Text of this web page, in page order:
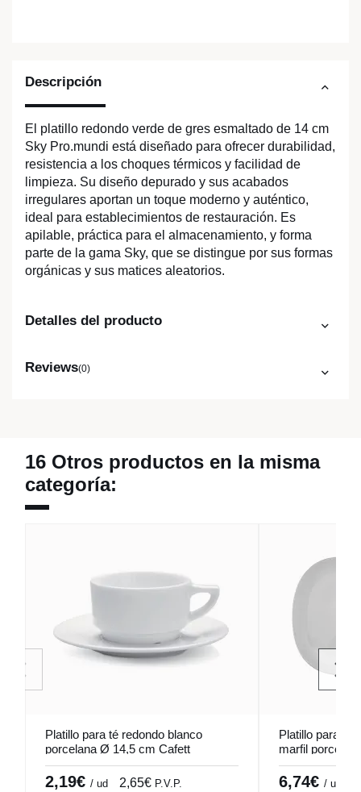
Descripción
El platillo redondo verde de gres esmaltado de 14 cm
Sky Pro.mundi está diseñado para ofrecer durabilidad,
resistencia a los choques térmicos y facilidad de
limpieza. Su diseño depurado y sus acabados
irregulares aportan un toque moderno y auténtico,
ideal para establecimientos de restauración. Es
apilable, práctica para el almacenamiento, y forma
parte de la gama Sky, que se distingue por sus formas
orgánicas y sus matices aleatorios.
Detalles del producto
Reviews(0)
16 Otros productos en la misma
categoría:
Platillo para té redondo blanco
porcelana Ø 14,5 cm Cafett
Pro.mundi
2,19€ / ud 2,65€ P.V.P.
Platillo para
marfil
6,74€ / ud